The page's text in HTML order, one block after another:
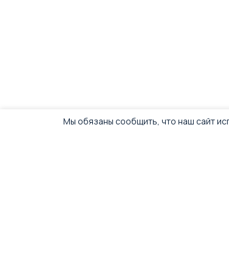
Мы обязаны сообщить, что наш сайт